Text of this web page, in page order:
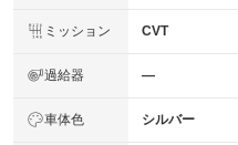
ミッション CVT
過給器 ―
車体色 シルバー